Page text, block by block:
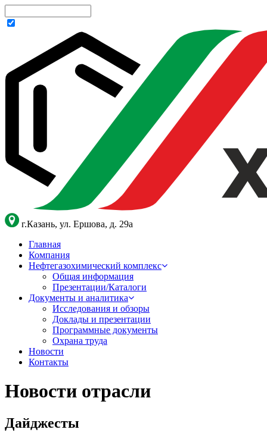
г.Казань, ул. Ершова, д. 29а
Главная
Компания
Нефтегазохимический комплекс
Общая информация
Презентации/Каталоги
Документы и аналитика
Исследования и обзоры
Доклады и презентации
Программные документы
Охрана труда
Новости
Контакты
Новости отрасли
Дайджесты